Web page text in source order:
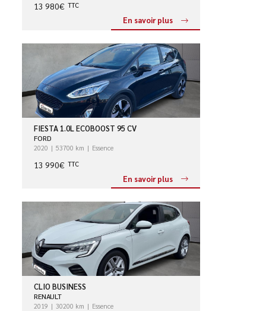
13 980€ TTC
En savoir plus
FIESTA 1.0L ECOBOOST 95 CV
FORD
2020 53700 km Essence
13 990€ TTC
En savoir plus
CLIO BUSINESS
RENAULT
2019 30200 km Essence